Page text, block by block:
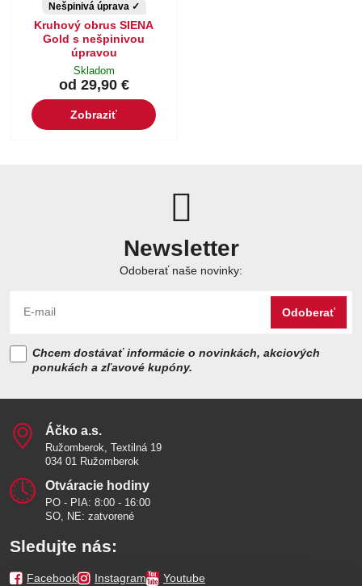
Nešpinivá úprava ✓
Kruhový obrus SIENA
Gold s nešpinivou
úpravou
Skladom
od 29,90 €
Zobraziť
Newsletter
Odoberať naše novinky:
Odoberať
Chcem dostávať informácie o novinkách, akciových
ponukách a zľavové kupóny.
Áčko a​.s​.
Ružomberok, Textilná 19
034 01 Ružomberok
Otváracie hodiny
PO - PIA: 8:00 - 16:00
SO, NE: zatvorené
Sledujte nás:
Facebook Instagram Youtube